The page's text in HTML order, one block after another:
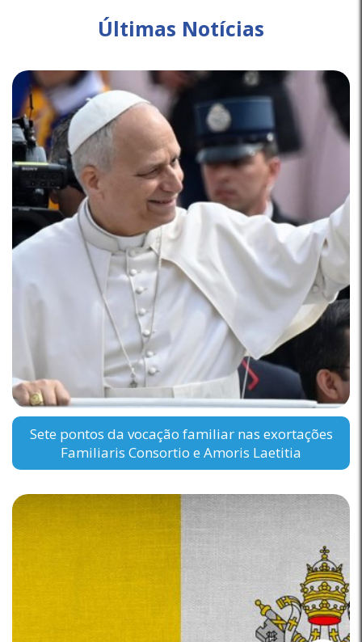
Últimas Notícias
Sete pontos da vocação familiar nas exortações
Familiaris Consortio e Amoris Laetitia